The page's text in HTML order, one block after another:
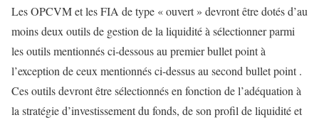
Les OPCVM et les FIA de type « ouvert » devront être dotés d’au
moins deux outils de gestion de la liquidité à sélectionner parmi
les outils mentionnés ci-dessous au premier bullet point à
l’exception de ceux mentionnés ci-dessus au second bullet point .
Ces outils devront être sélectionnés en fonction de l’adéquation à
la stratégie d’investissement du fonds, de son profil de liquidité et